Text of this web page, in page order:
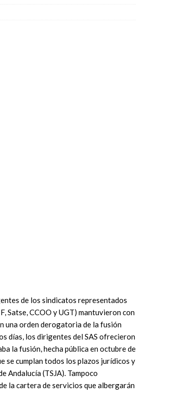
de los sindicatos representados
Satse, CCOO y UGT) mantuvieron con
una orden derogatoria de la fusión
días, los dirigentes del SAS ofrecieron
la fusión, hecha pública en octubre de
se cumplan todos los plazos jurídicos y
Andalucía (TSJA). Tampoco
la cartera de servicios que albergarán